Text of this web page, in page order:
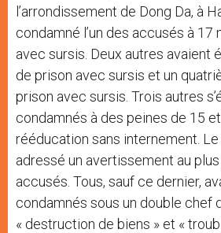
l’arrondissement de Dong Da, à
condamné l’un des accusés à 17
avec sursis. Deux autres avaient
de prison avec sursis et un
prison avec sursis. Trois autres
condamnés à des peines de 15
rééducation sans internement.
adressé un avertissement au
accusés. Tous, sauf ce dernier,
condamnés sous un double chef
« destruction de biens » et «